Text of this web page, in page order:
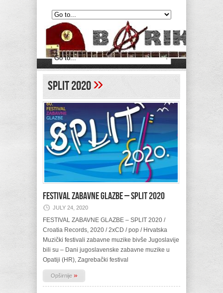
Split 2020»
FESTIVAL ZABAVNE GLAZBE – SPLIT 2020
JULY 24, 2020
FESTIVAL ZABAVNE GLAZBE – SPLIT 2020 /
Croatia Records, 2020 / 2xCD / pop / Hrvatska
Muzički festivali zabavne muzike bivše Jugoslavije
bili su – Dani jugoslavenske zabavne muzike u
Opatiji (HR), Zagrebački festival
Opširnije »